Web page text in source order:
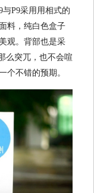
与P9采用用相式的
料，纯白色盒子
观。背部也是采
么突兀，也不会喧
个不错的预期。